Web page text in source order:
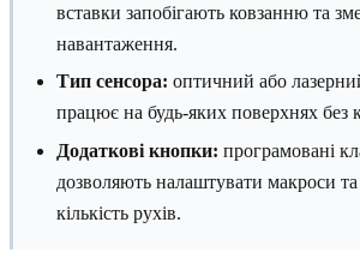
вставки запобігають ковзанню та
навантаження.
Тип сенсора: оптичний або
працює на будь-яких поверхнях без
Додаткові кнопки: програмовані
дозволяють налаштувати макроси
кількість рухів.